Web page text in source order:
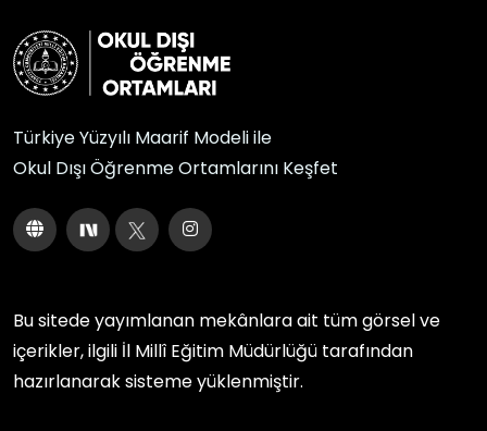
Türkiye Yüzyılı Maarif Modeli ile
Okul Dışı Öğrenme Ortamlarını Keşfet
Bu sitede yayımlanan mekânlara ait tüm görsel ve
içerikler, ilgili İl Millî Eğitim Müdürlüğü tarafından
hazırlanarak sisteme yüklenmiştir.